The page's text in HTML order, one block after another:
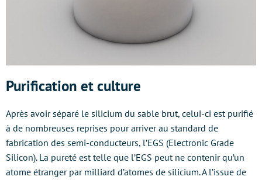
Purification et culture
Après avoir séparé le silicium du sable brut, celui-ci est purifié
à de nombreuses reprises pour arriver au standard de
fabrication des semi-conducteurs, l’EGS (Electronic Grade
Silicon). La pureté est telle que l’EGS peut ne contenir qu’un
atome étranger par milliard d’atomes de silicium. A l’issue de